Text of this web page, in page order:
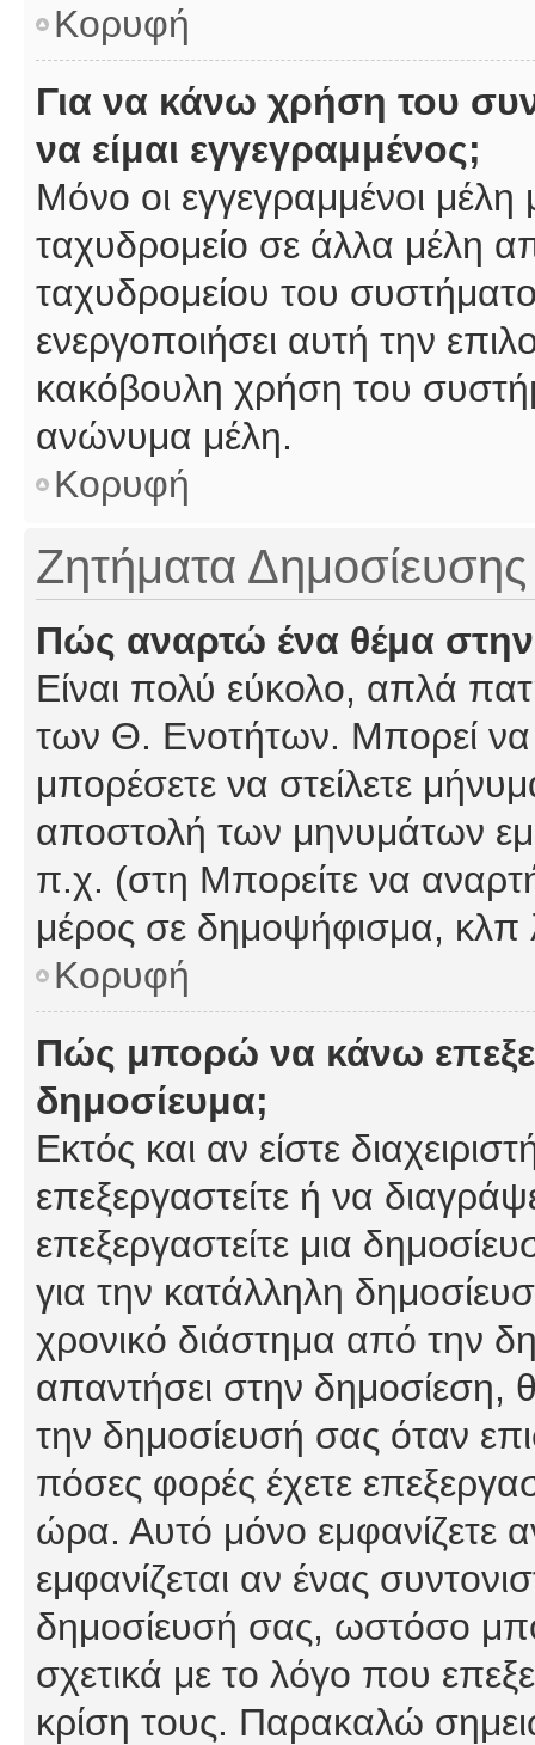
Κορυφή
Για να κάνω χρήση του
να είμαι εγγεγραμμένος;
Μόνο οι εγγεγραμμένοι
ταχυδρομείο σε άλλα μέλη
ταχυδρομείου του
ενεργοποιήσει αυτή την
κακόβουλη χρήση του
ανώνυμα μέλη.
Κορυφή
Ζητήματα Δημοσίευσης
Πώς αναρτώ ένα θέμα
Είναι πολύ εύκολο, απλά
των Θ. Ενοτήτων. Μπορεί να
μπορέσετε να στείλετε
αποστολή των μηνυμάτων
π.χ. (στη Μπορείτε να
μέρος σε δημοψήφισμα, κλπ
Κορυφή
Πώς μπορώ να κάνω
δημοσίευμα;
Εκτός και αν είστε
επεξεργαστείτε ή να
επεξεργαστείτε μια
για την κατάλληλη
χρονικό διάστημα από την
απαντήσει στην δημοσίεση,
την δημοσίευσή σας όταν
πόσες φορές έχετε
ώρα. Αυτό μόνο εμφανίζετε
εμφανίζεται αν ένας
δημοσίευσή σας, ωστόσο
σχετικά με το λόγο που
κρίση τους. Παρακαλώ